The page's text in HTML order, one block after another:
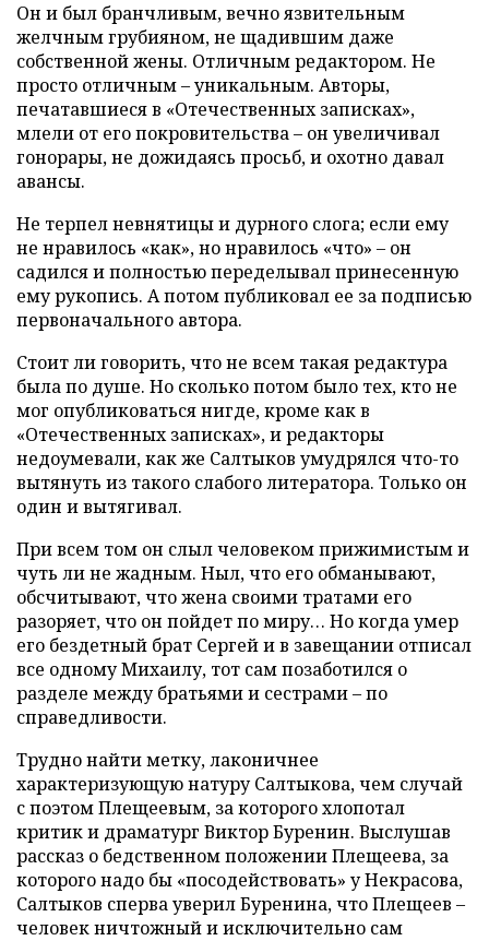
Он и был бранчливым, вечно язвительным
желчным грубияном, не щадившим даже
собственной жены. Отличным редактором. Не
просто отличным – уникальным. Авторы,
печатавшиеся в «Отечественных записках»,
млели от его покровительства – он увеличивал
гонорары, не дожидаясь просьб, и охотно давал
авансы.
Не терпел невнятицы и дурного слога; если ему
не нравилось «как», но нравилось «что» – он
садился и полностью переделывал принесенную
ему рукопись. А потом публиковал ее за подписью
первоначального автора.
Стоит ли говорить, что не всем такая редактура
была по душе. Но сколько потом было тех, кто не
мог опубликоваться нигде, кроме как в
«Отечественных записках», и редакторы
недоумевали, как же Салтыков умудрялся что-то
вытянуть из такого слабого литератора. Только он
один и вытягивал.
При всем том он слыл человеком прижимистым и
чуть ли не жадным. Ныл, что его обманывают,
обсчитывают, что жена своими тратами его
разоряет, что он пойдет по миру… Но когда умер
его бездетный брат Сергей и в завещании отписал
все одному Михаилу, тот сам позаботился о
разделе между братьями и сестрами – по
справедливости.
Трудно найти метку, лаконичнее
характеризующую натуру Салтыкова, чем случай
с поэтом Плещеевым, за которого хлопотал
критик и драматург Виктор Буренин. Выслушав
рассказ о бедственном положении Плещеева, за
которого надо бы «посодействовать» у Некрасова,
Салтыков сперва уверил Буренина, что Плещеев –
человек ничтожный и исключительно сам